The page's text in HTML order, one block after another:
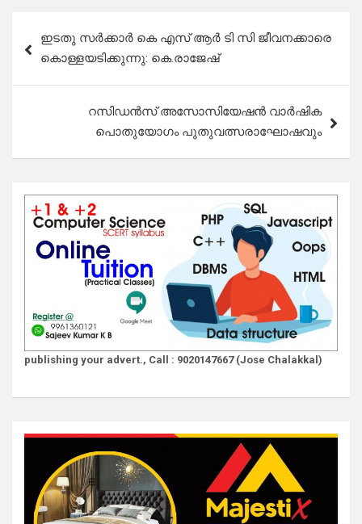
navigation
ഇടതു സർക്കാർ കെ എസ് ആർ ടി സി ജീവനക്കാരെ
കൊള്ളയടിക്കുന്നു: കെ.രാജേഷ്
റസിഡൻസ് അസോസിയേഷൻ വാർഷിക
പൊതുയോഗം പുതുവത്സരാഘോഷവും
publishing your advert., Call : 9020147667 (Jose Chalakkal)